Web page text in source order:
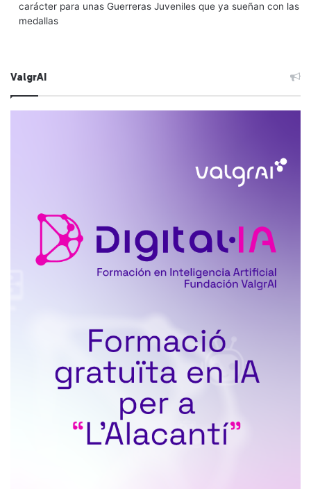
carácter para unas Guerreras Juveniles que ya sueñan con las
medallas
ValgrAI